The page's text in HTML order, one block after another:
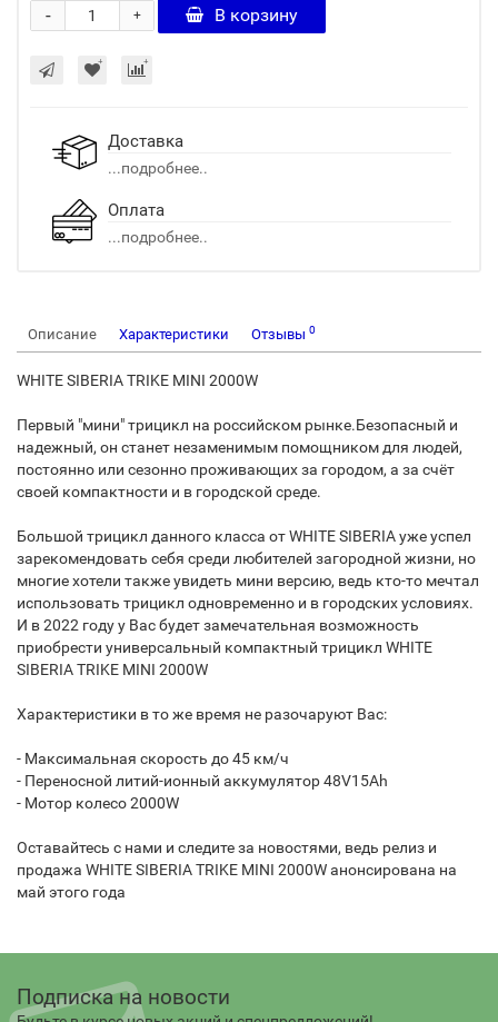
+
- В корзину
Доставка
...подробнее..
Оплата
...подробнее..
Описание Характеристики Отзывы 0
WHITE SIBERIA TRIKE MINI 2000W
Первый "мини" трицикл на российском рынке.Безопасный и
надежный, он станет незаменимым помощником для людей,
постоянно или сезонно проживающих за городом, а за счёт
своей компактности и в городской среде.
Большой трицикл данного класса от WHITE SIBERIA уже успел
зарекомендовать себя среди любителей загородной жизни, но
многие хотели также увидеть мини версию, ведь кто-то мечтал
использовать трицикл одновременно и в городских условиях.
И в 2022 году у Вас будет замечательная возможность
приобрести универсальный компактный трицикл WHITE
SIBERIA TRIKE MINI 2000W
Характеристики в то же время не разочаруют Вас:
- Максимальная скорость до 45 км/ч
- Переносной литий-ионный аккумулятор 48V15Ah
- Мотор колесо 2000W
Оставайтесь с нами и следите за новостями, ведь релиз и
продажа WHITE SIBERIA TRIKE MINI 2000W анонсирована на
май этого года
Подписка на новости